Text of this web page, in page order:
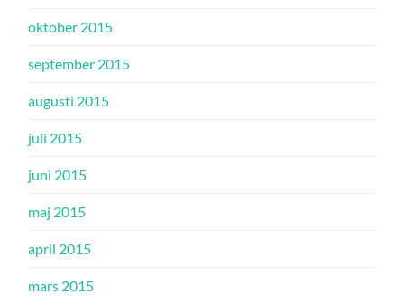
oktober 2015
september 2015
augusti 2015
juli 2015
juni 2015
maj 2015
april 2015
mars 2015